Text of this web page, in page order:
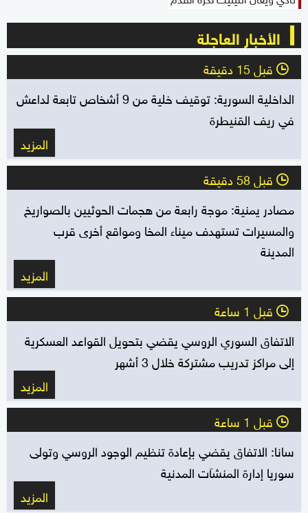
الأخبار العاجلة
l قبل 15 دقيقة
الداخلية السورية: توقيف خلية من 9 أشخاص تابعة لداعش
في ريف القنيطرة
المزيد
l قبل 58 دقيقة
مصادر يمنية: موجة رابعة من هجمات الحوثيين بالصواريخ
والمسيرات تستهدف ميناء المخا ومواقع أخرى قرب
المدينة
المزيد
l قبل 1 ساعة
الاتفاق السوري الروسي يقضي بتحويل القواعد العسكرية
إلى مراكز تدريب مشتركة خلال 3 أشهر
المزيد
l قبل 1 ساعة
سانا: الاتفاق يقضي بإعادة تنظيم الوجود الروسي ‏وتولى
سوريا إدارة المنشآت المدنية
المزيد